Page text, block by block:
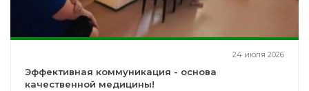
24 июля 2026
Эффективная коммуникация - основа
качественной медицины!